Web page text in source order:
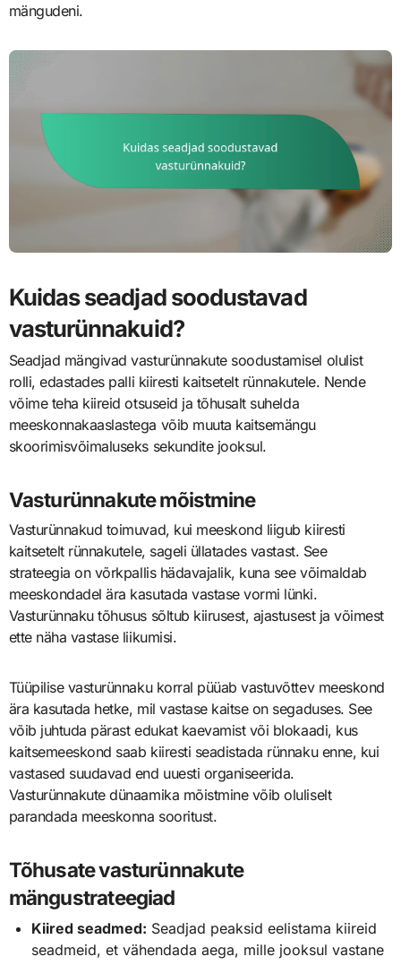
mängudeni.
Kuidas seadjad soodustavad
vasturünnakuid?
Seadjad mängivad vasturünnakute soodustamisel olulist
rolli, edastades palli kiiresti kaitsetelt rünnakutele. Nende
võime teha kiireid otsuseid ja tõhusalt suhelda
meeskonnakaaslastega võib muuta kaitsemängu
skoorimisvõimaluseks sekundite jooksul.
Vasturünnakute mõistmine
Vasturünnakud toimuvad, kui meeskond liigub kiiresti
kaitsetelt rünnakutele, sageli üllatades vastast. See
strateegia on võrkpallis hädavajalik, kuna see võimaldab
meeskondadel ära kasutada vastase vormi lünki.
Vasturünnaku tõhusus sõltub kiirusest, ajastusest ja võimest
ette näha vastase liikumisi.
Tüüpilise vasturünnaku korral püüab vastuvõttev meeskond
ära kasutada hetke, mil vastase kaitse on segaduses. See
võib juhtuda pärast edukat kaevamist või blokaadi, kus
kaitsemeeskond saab kiiresti seadistada rünnaku enne, kui
vastased suudavad end uuesti organiseerida.
Vasturünnakute dünaamika mõistmine võib oluliselt
parandada meeskonna sooritust.
Tõhusate vasturünnakute
mängustrateegiad
Kiired seadmed: Seadjad peaksid eelistama kiireid
seadmeid, et vähendada aega, mille jooksul vastane